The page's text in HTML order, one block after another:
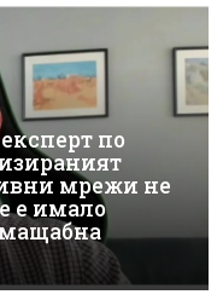
по
мрежи не
е имало